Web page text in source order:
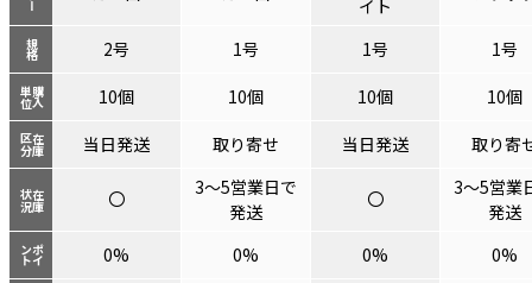
規格
購入
単位
在庫
区分
在庫
状況
ポイ
ント
イト
2号 1号 1号
1号
10個
10個 10個
10個
当日発送
取り寄せ 当日発送 取り寄
〇
3～5営業日で
発送
〇
3～5営業
発送
0%
0% 0%
0%